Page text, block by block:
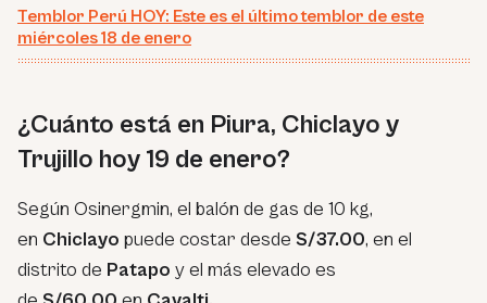
Temblor Perú HOY: Este es el último temblor de este
miércoles 18 de enero
¿Cuánto está en Piura, Chiclayo y
Trujillo hoy 19 de enero?
Según Osinergmin, el balón de gas de 10 kg,
en Chiclayo puede costar desde S/37.00, en el
distrito de Patapo y el más elevado es